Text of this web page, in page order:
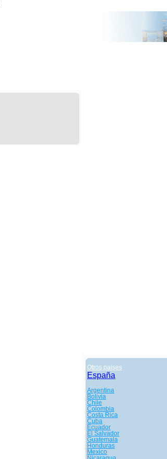
Otros paises
España
Argentina
Bolivia
Chile
Colombia
Costa Rica
Cuba
Ecuador
El Salvador
Guatemala
Honduras
Mexico